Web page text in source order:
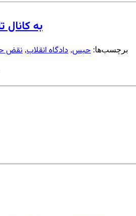
به کانال
برچسب‌ها: حبس, دادگاه انقلاب, نقض